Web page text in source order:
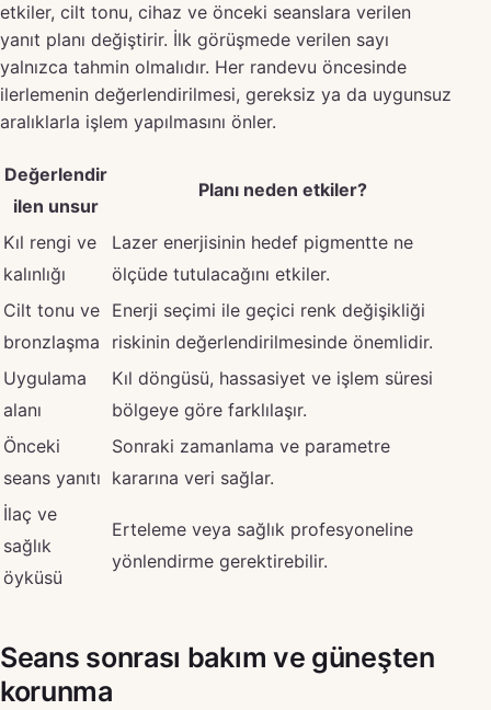
etkiler, cilt tonu, cihaz ve önceki seanslara verilen
yanıt planı değiştirir. İlk görüşmede verilen sayı
yalnızca tahmin olmalıdır. Her randevu öncesinde
ilerlemenin değerlendirilmesi, gereksiz ya da uygunsuz
aralıklarla işlem yapılmasını önler.
Değerlendir
ilen unsur
Planı neden etkiler?
Kıl rengi ve
kalınlığı
Lazer enerjisinin hedef pigmentte ne
ölçüde tutulacağını etkiler.
Cilt tonu ve
bronzlaşma
Enerji seçimi ile geçici renk değişikliği
riskinin değerlendirilmesinde önemlidir.
Uygulama
alanı
Kıl döngüsü, hassasiyet ve işlem süresi
bölgeye göre farklılaşır.
Önceki
seans yanıtı
Sonraki zamanlama ve parametre
kararına veri sağlar.
İlaç ve
sağlık
öyküsü
Erteleme veya sağlık profesyoneline
yönlendirme gerektirebilir.
Seans sonrası bakım ve güneşten
korunma